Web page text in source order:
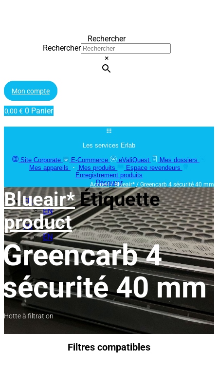
Rechercher
Rechercher
×
Mon compte
0,00 € 0 Panier
Les services Erlab
Site Corporate
E-Commerce eValiQuest
Mes dossiers
Mes appareils
Mes produits
Espace revendeurs
Enregistrement produits
Découvrir
FR
EN
FR
EN
Accueil/Blueair* / Greencarb 4 sécurité 40 mm
Blueair* Étiquette
product
Greencarb 4
sécurité 40 mm
Hotte à filtration
Filtres compatibles